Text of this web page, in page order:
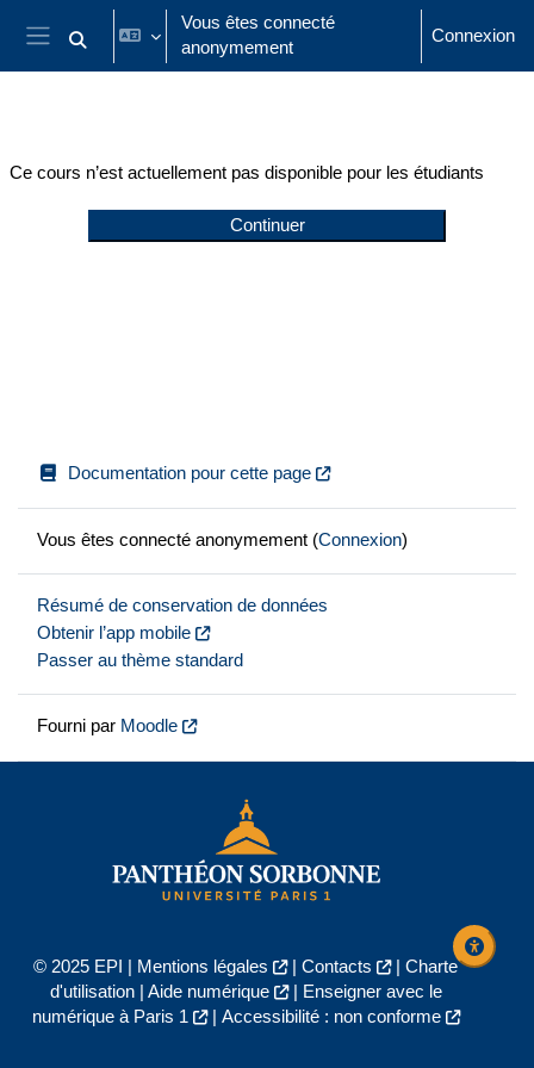
Passer au contenu principal
Panneau latéral
Activer/désactiver la saisie de recherche
Vous êtes connecté
anonymement
Connexion
Ce cours n’est actuellement pas disponible pour les étudiants
Continuer
Documentation pour cette page
Vous êtes connecté anonymement (Connexion)
Résumé de conservation de données
Obtenir l’app mobile
Passer au thème standard
Fourni par Moodle
© 2025 EPI | Mentions légales | Contacts | Charte
d'utilisation| Aide numérique |
Enseigner avec le
numérique à Paris 1
| Accessibilité : non conforme